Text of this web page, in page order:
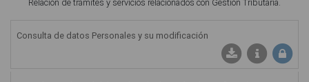
Relación de trámites y servicios relacionados con Gestión Tributaria.
Consulta de datos Personales y su modificación